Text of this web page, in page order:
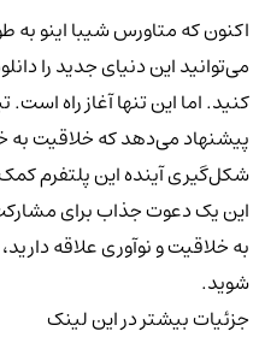
اکنون که متاورس شیبا اینو به
می‌توانید این دنیای جدید را
کنید. اما این تنها آغاز راه است.
پیشنهاد می‌دهد که خلاقیت به
شکل‌گیری آینده این پلتفرم کمک
این یک دعوت جذاب برای
به خلاقیت و نوآوری علاقه
شوید.
جزئیات بیشتر در این لینک